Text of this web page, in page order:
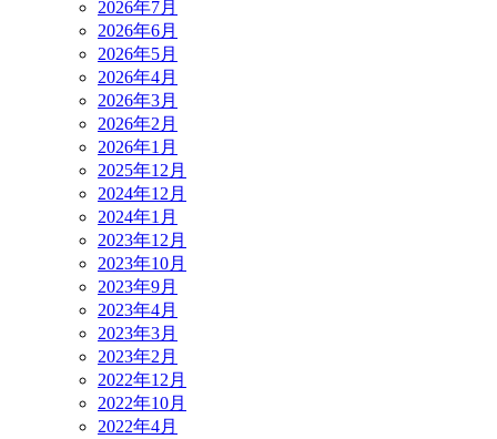
2026年7月
2026年6月
2026年5月
2026年4月
2026年3月
2026年2月
2026年1月
2025年12月
2024年12月
2024年1月
2023年12月
2023年10月
2023年9月
2023年4月
2023年3月
2023年2月
2022年12月
2022年10月
2022年4月